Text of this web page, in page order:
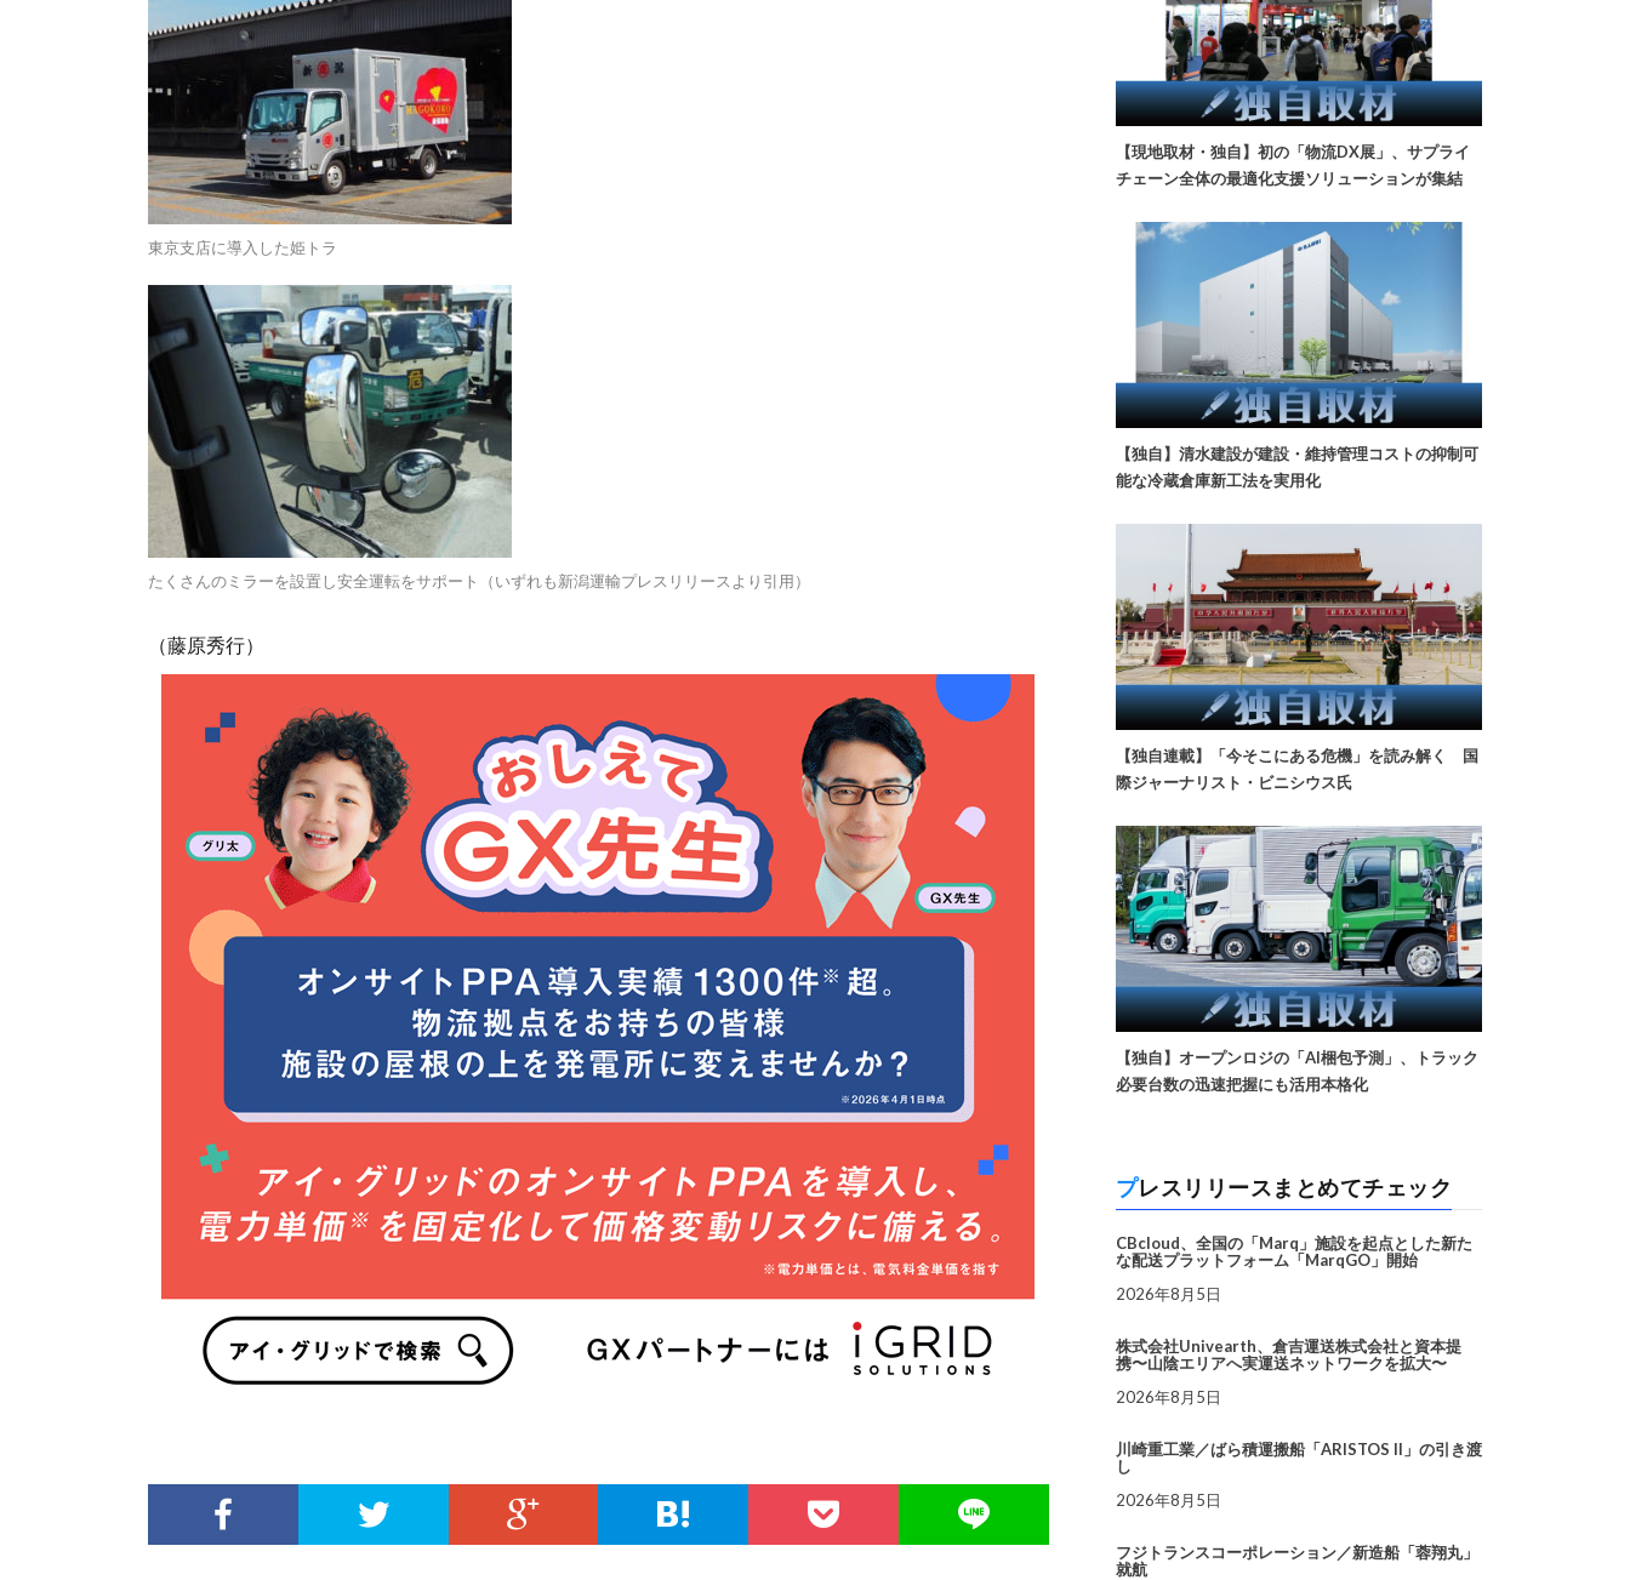
東京支店に導入した姫トラ
たくさんのミラーを設置し安全運転をサポート（いずれも新潟運輸プレスリリースより引用）
（藤原秀行）
【現地取材・独自】初の「物流DX展」、サプライ
チェーン全体の最適化支援ソリューションが集結
【独自】清水建設が建設・維持管理コストの抑制可
能な冷蔵倉庫新工法を実用化
【独自連載】「今そこにある危機」を読み解く 国
際ジャーナリスト・ビニシウス氏
【独自】オープンロジの「AI梱包予測」、トラック
必要台数の迅速把握にも活用本格化
プレスリリースまとめてチェック
CBcloud、全国の「Marq」施設を起点とした新た
な配送プラットフォーム「MarqGO」開始
2026年8月5日
株式会社Univearth、倉吉運送株式会社と資本提
携〜山陰エリアへ実運送ネットワークを拡大〜
2026年8月5日
川崎重工業／ばら積運搬船「ARISTOS II」の引き渡
し
2026年8月5日
フジトランスコーポレーション／新造船「蓉翔丸」
就航